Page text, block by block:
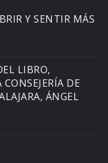
Y SENTIR MÁS
LIBRO,
DE
ÁNGEL